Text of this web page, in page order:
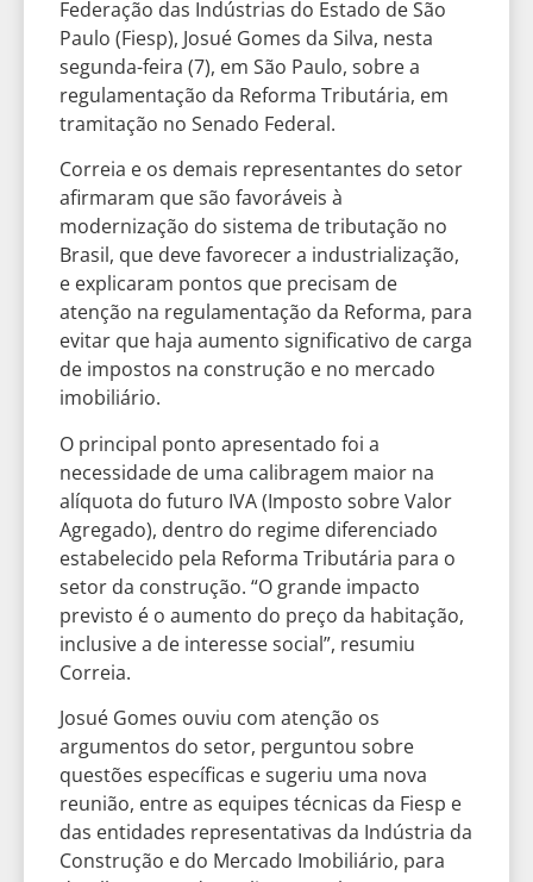
Federação das Indústrias do Estado de São
Paulo (Fiesp), Josué Gomes da Silva, nesta
segunda-feira (7), em São Paulo, sobre a
regulamentação da Reforma Tributária, em
tramitação no Senado Federal.
Correia e os demais representantes do setor
afirmaram que são favoráveis à
modernização do sistema de tributação no
Brasil, que deve favorecer a industrialização,
e explicaram pontos que precisam de
atenção na regulamentação da Reforma, para
evitar que haja aumento significativo de carga
de impostos na construção e no mercado
imobiliário.
O principal ponto apresentado foi a
necessidade de uma calibragem maior na
alíquota do futuro IVA (Imposto sobre Valor
Agregado), dentro do regime diferenciado
estabelecido pela Reforma Tributária para o
setor da construção. “O grande impacto
previsto é o aumento do preço da habitação,
inclusive a de interesse social”, resumiu
Correia.
Josué Gomes ouviu com atenção os
argumentos do setor, perguntou sobre
questões específicas e sugeriu uma nova
reunião, entre as equipes técnicas da Fiesp e
das entidades representativas da Indústria da
Construção e do Mercado Imobiliário, para